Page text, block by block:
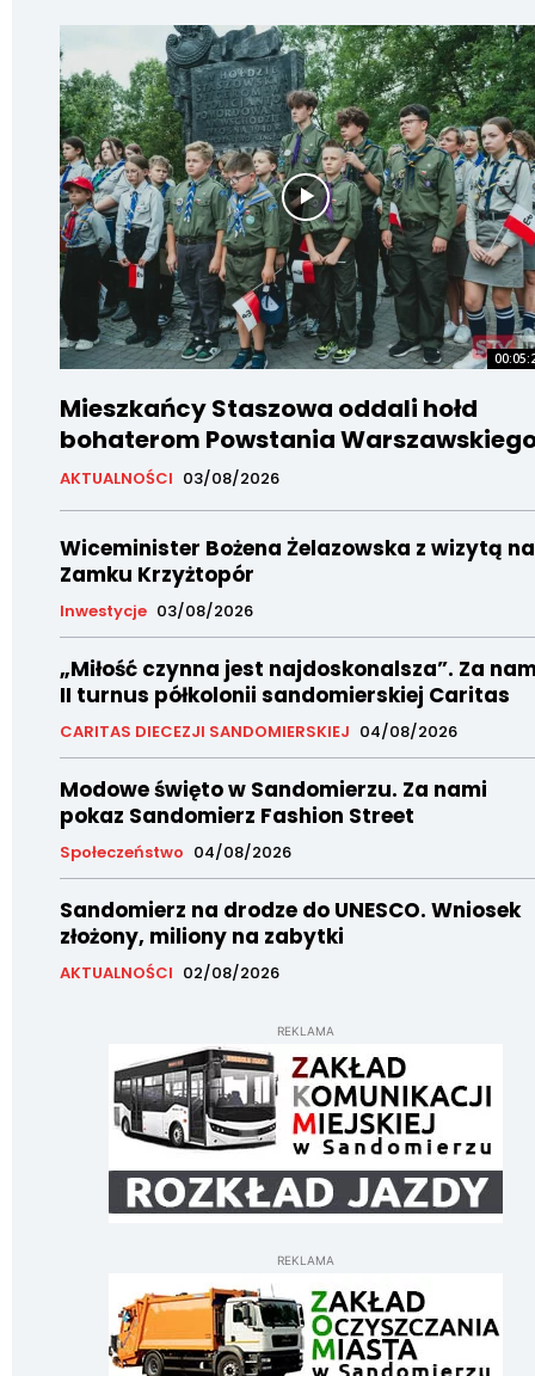
Mieszkańcy Staszowa oddali hołd
bohaterom Powstania
AKTUALNOŚCI 03/08/2026
Wiceminister Bożena Żelazowska z wizytą na
Zamku Krzyżtopór
Inwestycje 03/08/2026
„Miłość czynna jest najdoskonalsza”. Za
II turnus półkolonii sandomierskiej Caritas
CARITAS DIECEZJI SANDOMIERSKIEJ 04/08/2026
Modowe święto w Sandomierzu. Za nami
pokaz Sandomierz Fashion Street
Społeczeństwo 04/08/2026
Sandomierz na drodze do UNESCO. Wniosek
złożony, miliony na zabytki
AKTUALNOŚCI 02/08/2026
REKLAMA
REKLAMA